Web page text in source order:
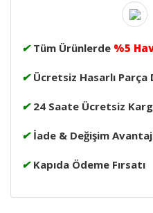
✔ Tüm Ürünlerde %5
✔ Ücretsiz Hasarlı Parça
✔ 24 Saate Ücretsiz
✔ İade & Değişim
✔ Kapıda Ödeme Fırsatı